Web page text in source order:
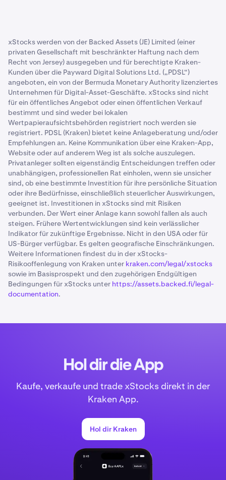
xStocks werden von der Backed Assets (JE) Limited (einer
privaten Gesellschaft mit beschränkter Haftung nach dem
Recht von Jersey) ausgegeben und für berechtigte Kraken-
Kunden über die Payward Digital Solutions Ltd. („PDSL“)
angeboten, ein von der Bermuda Monetary Authority lizenziertes
Unternehmen für Digital-Asset-Geschäfte. xStocks sind nicht
für ein öffentliches Angebot oder einen öffentlichen Verkauf
bestimmt und sind weder bei lokalen
Wertpapieraufsichtsbehörden registriert noch werden sie
registriert. PDSL (Kraken) bietet keine Anlageberatung und/oder
Empfehlungen an. Keine Kommunikation über eine Kraken-App,
Website oder auf anderem Weg ist als solche auszulegen.
Privatanleger sollten eigenständig Entscheidungen treffen oder
unabhängigen, professionellen Rat einholen, wenn sie unsicher
sind, ob eine bestimmte Investition für ihre persönliche Situation
oder ihre Bedürfnisse, einschließlich steuerlicher Auswirkungen,
geeignet ist. Investitionen in xStocks sind mit Risiken
verbunden. Der Wert einer Anlage kann sowohl fallen als auch
steigen. Frühere Wertentwicklungen sind kein verlässlicher
Indikator für zukünftige Ergebnisse. Nicht in den USA oder für
US-Bürger verfügbar. Es gelten geografische Einschränkungen.
Weitere Informationen findest du in der xStocks-
Risikooffenlegung von Kraken unter kraken.com/legal/xstocks
sowie im Basisprospekt und den zugehörigen Endgültigen
Bedingungen für xStocks unter https://assets.backed.fi/legal-
documentation.
Hol dir die App
Kaufe, verkaufe und trade xStocks direkt in der
Kraken App.
Hol dir Kraken